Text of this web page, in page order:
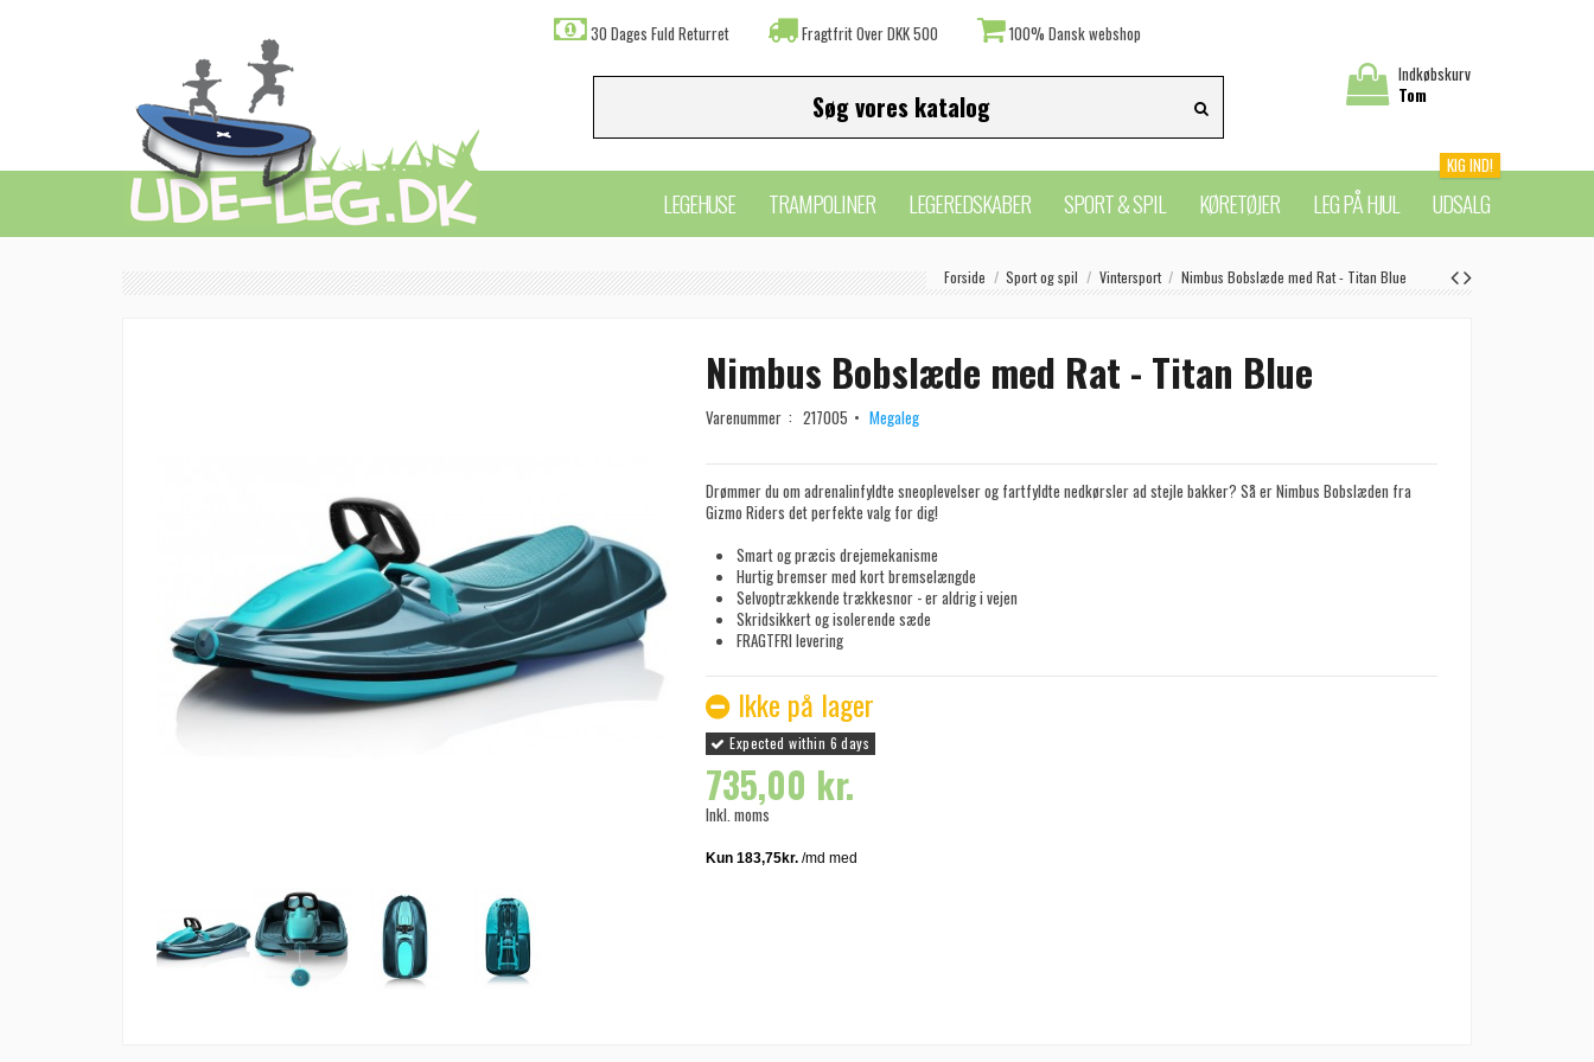
30 Dages Fuld Returret Fragtfrit Over DKK 500
100% Dansk webshop
Indkøbskurv
Tom
LEGEHUSE TRAMPOLINER LEGEREDSKABER SPORT & SPIL KØRETØJER LEG PÅ HJUL UDSALG
KIG IND!
Forside Sport og spil Vintersport Nimbus Bobslæde med Rat - Titan Blue
Nimbus Bobslæde med Rat - Titan Blue
Varenummer : 217005 Megaleg
Drømmer du om adrenalinfyldte sneoplevelser og fartfyldte nedkørsler ad stejle bakker? Så er Nimbus Bobslæden fra
Gizmo Riders det perfekte valg for dig!
Smart og præcis drejemekanisme
Hurtig bremser med kort bremselængde
Selvoptrækkende trækkesnor - er aldrig i vejen
Skridsikkert og isolerende sæde
FRAGTFRI levering
Ikke på lager
Expected within 6 days
735,00 kr.
Inkl. moms